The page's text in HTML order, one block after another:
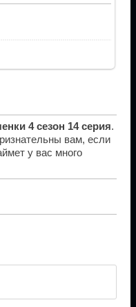
4 сезон 14 серия.
вам, если
у вас много